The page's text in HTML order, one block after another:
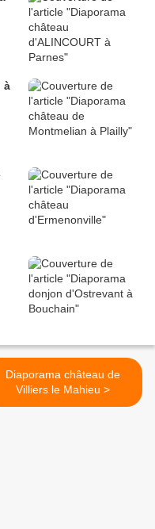
à
Diaporama château de
Villiers le Mahieu >